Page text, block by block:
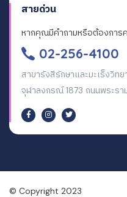
สายด่วน
หากคุณมีคำถามหรือต้องการ
02-256-4100
สาขารังสีรักษาและมะเร็งวิท
จุฬาลงกรณ์ 1873 ถนนพระร
© Copyright 2023